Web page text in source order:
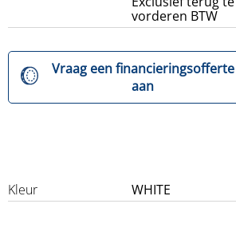
vorderen BTW
Vraag een financieringsofferte
aan
Kleur
WHITE